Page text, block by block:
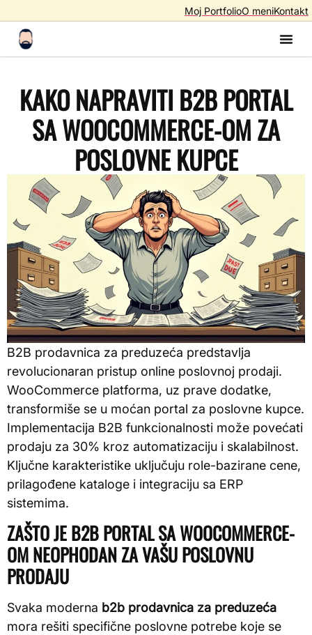
Moj PortfolioO meniKontakt
KAKO NAPRAVITI B2B PORTAL
SA WOOCOMMERCE-OM ZA
POSLOVNE KUPCE
B2B prodavnica za preduzeća predstavlja
revolucionaran pristup online poslovnoj prodaji.
WooCommerce platforma, uz prave dodatke,
transformiše se u moćan portal za poslovne kupce.
Implementacija B2B funkcionalnosti može povećati
prodaju za 30% kroz automatizaciju i skalabilnost.
Ključne karakteristike uključuju role-bazirane cene,
prilagođene kataloge i integraciju sa ERP
sistemima.
ZAŠTO JE B2B PORTAL SA WOOCOMMERCE-
OM NEOPHODAN ZA VAŠU POSLOVNU
PRODAJU
Svaka moderna b2b prodavnica za preduzeća
mora rešiti specifične poslovne potrebe koje se